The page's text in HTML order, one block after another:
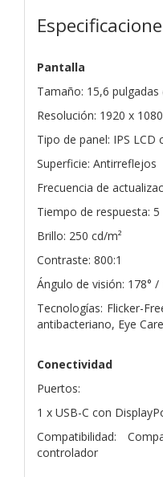
Pantalla
Tamaño: 15,6 pulgadas
Resolución: 1920 x 1080
Tipo de panel: IPS
Superficie: Antirreflejos
Frecuencia de
Tiempo de respuesta: 5
Brillo: 250 cd/m²
Contraste: 800:1
Ángulo de visión: 178° /
Tecnologías: Flicker-
antibacteriano, Eye Care
Conectividad
Puertos:
1 x USB-C con
Compatibilidad:
controlador